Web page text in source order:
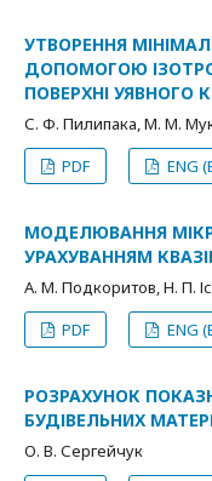
УТВОРЕННЯ
ДОПОМОГОЮ
ПОВЕРХНІ УЯВНОГО
С. Ф. Пилипака, М. М.
PDF
ENG
МОДЕЛЮВАННЯ
УРАХУВАННЯМ
А. М. Подкоритов, Н. П.
PDF
ENG
РОЗРАХУНОК
БУДІВЕЛЬНИХ
О. В. Сергейчук